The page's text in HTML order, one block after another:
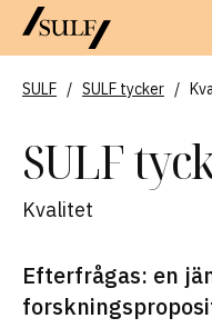
SULF / SULF tycker /
SULF
Kvalitet
Efterfrågas: en